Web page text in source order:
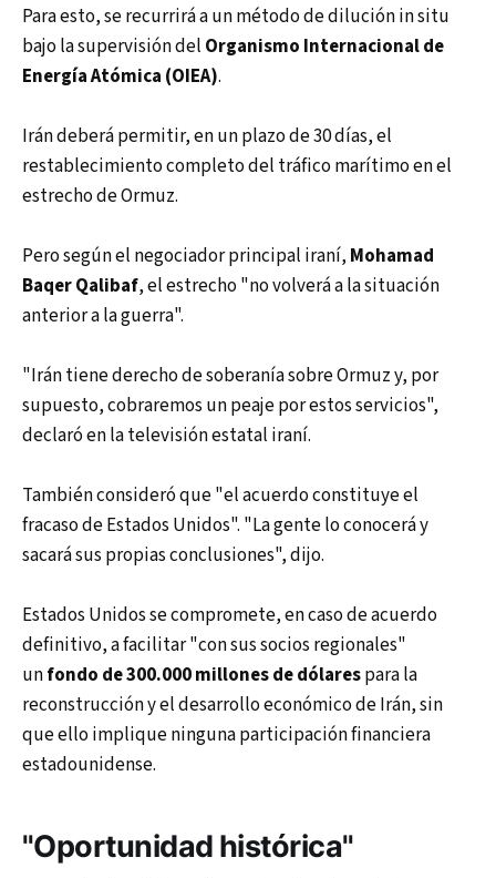
Para esto, se recurrirá a un método de dilución in situ
bajo la supervisión del Organismo Internacional de
Energía Atómica (OIEA).
Irán deberá permitir, en un plazo de 30 días, el
restablecimiento completo del tráfico marítimo en el
estrecho de Ormuz.
Pero según el negociador principal iraní, Mohamad
Baqer Qalibaf, el estrecho "no volverá a la situación
anterior a la guerra".
"Irán tiene derecho de soberanía sobre Ormuz y, por
supuesto, cobraremos un peaje por estos servicios",
declaró en la televisión estatal iraní.
También consideró que "el acuerdo constituye el
fracaso de Estados Unidos". "La gente lo conocerá y
sacará sus propias conclusiones", dijo.
Estados Unidos se compromete, en caso de acuerdo
definitivo, a facilitar "con sus socios regionales"
unfondo de 300.000 millones de dólarespara la
reconstrucción y el desarrollo económico de Irán, sin
que ello implique ninguna participación financiera
estadounidense.
"Oportunidad histórica"